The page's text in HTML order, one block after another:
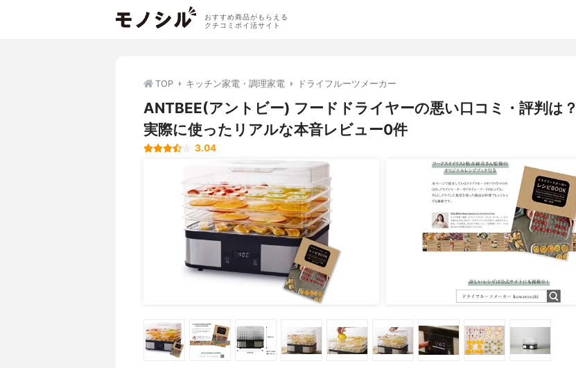
おすすめ商品がもらえる
クチコミポイ活サイト
TOP キッチン家電・調理家電 ドライフルーツメーカー
ANTBEE(アントビー) フードドライヤーの悪い口コミ・評判は？
実際に使ったリアルな本音レビュー0件
3.04